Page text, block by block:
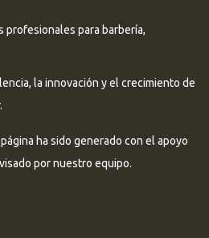
para barbería,
la innovación y el crecimiento de
ha sido generado con el apoyo
por nuestro equipo.